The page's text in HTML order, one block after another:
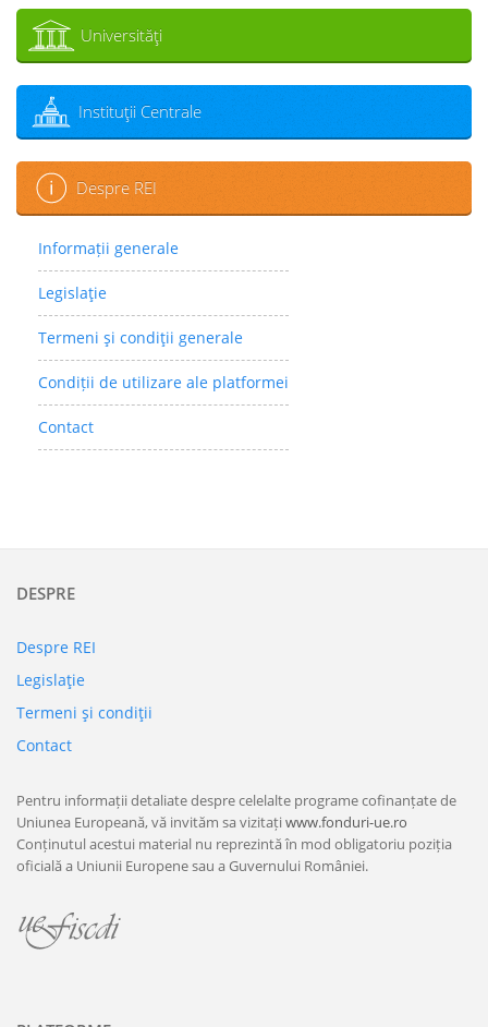
Universităţi
Instituţii Centrale
Despre REI
Informații generale
Legislaţie
Termeni şi condiţii generale
Condiții de utilizare ale platformei
Contact
DESPRE
Despre REI
Legislaţie
Termeni şi condiţii
Contact
Pentru informații detaliate despre celelalte programe cofinanțate de
Uniunea Europeană, vă invităm sa vizitațiwww.fonduri-ue.ro
Conținutul acestui material nu reprezintă în mod obligatoriu poziția
oficială a Uniunii Europene sau a Guvernului României.